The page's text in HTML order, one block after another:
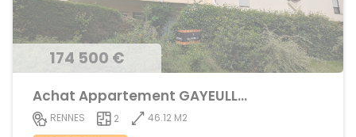
174 500 €
Achat Appartement GAYEULLES
RENNES 2
46.12 M2